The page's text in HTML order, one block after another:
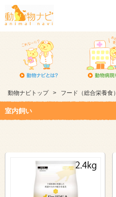
動物ナビトップ > フード（総合栄養食）
室内飼い